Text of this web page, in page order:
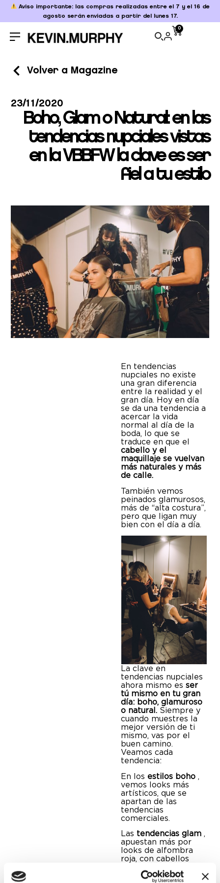
Aviso importante: las compras realizadas entre el 7 y el 16 de
agosto serán enviadas a partir del lunes 17.
0
Volver a Magazine
23/11/2020
Boho, Glam o Natural: en las
tendencias nupciales vistas
en la VBBFW la clave es ser
fiel a tu estilo
En tendencias
nupciales no existe
una gran diferencia
entre la realidad y el
gran día. Hoy en día
se da una tendencia a
acercar la vida
normal al día de la
boda, lo que se
traduce en que el
cabello y el
maquillaje se vuelvan
más naturales y más
de calle.
También vemos
peinados glamurosos,
más de “alta costura”,
pero que ligan muy
bien con el día a día.
La clave en
tendencias nupciales
ahora mismo es ser
tú mismo en tu gran
día: boho, glamuroso
o natural. Siempre y
cuando muestres la
mejor versión de ti
mismo, vas por el
buen camino.
Veamos cada
tendencia:
En los estilos boho ,
vemos looks más
artísticos, que se
apartan de las
tendencias
comerciales.
Las tendencias glam ,
apuestan más por
looks de alfombra
roja, con cabellos